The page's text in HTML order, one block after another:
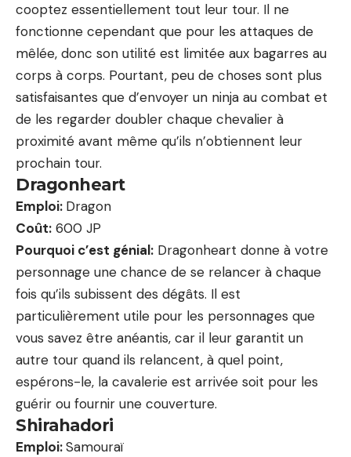
cooptez essentiellement tout leur tour. Il ne
fonctionne cependant que pour les attaques de
mêlée, donc son utilité est limitée aux bagarres au
corps à corps. Pourtant, peu de choses sont plus
satisfaisantes que d’envoyer un ninja au combat et
de les regarder doubler chaque chevalier à
proximité avant même qu’ils n’obtiennent leur
prochain tour.
Dragonheart
Emploi: Dragon
Coût: 600 JP
Pourquoi c’est génial: Dragonheart donne à votre
personnage une chance de se relancer à chaque
fois qu’ils subissent des dégâts. Il est
particulièrement utile pour les personnages que
vous savez être anéantis, car il leur garantit un
autre tour quand ils relancent, à quel point,
espérons-le, la cavalerie est arrivée soit pour les
guérir ou fournir une couverture.
Shirahadori
Emploi:Samouraï